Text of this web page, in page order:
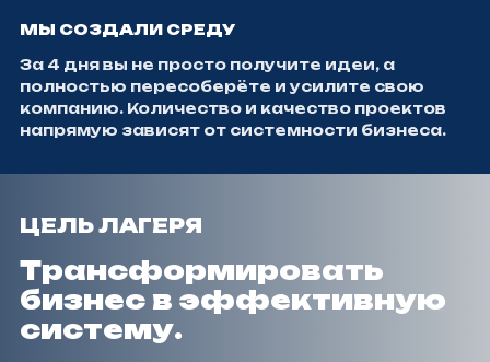
МЫ СОЗДАЛИ СРЕДУ
За 4 дня вы не просто получите идеи, а
полностью пересоберёте и усилите свою
компанию. Количество и качество проектов
напрямую зависят от системности бизнеса.
ЦЕЛЬ ЛАГЕРЯ
Трансформировать
бизнес в эффективную
систему.